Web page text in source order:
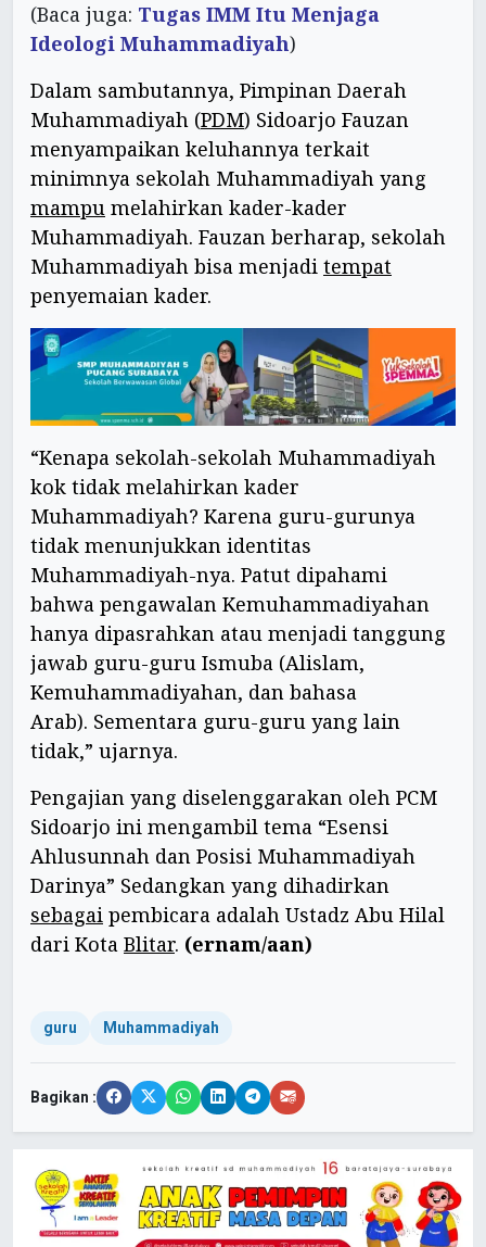
(Baca juga: Tugas IMM Itu Menjaga
Ideologi Muhammadiyah)
Dalam sambutannya, Pimpinan Daerah
Muhammadiyah (PDM) Sidoarjo Fauzan
menyampaikan keluhannya terkait
minimnya sekolah Muhammadiyah yang
mampu melahirkan kader-kader
Muhammadiyah. Fauzan berharap, sekolah
Muhammadiyah bisa menjadi tempat
penyemaian kader.
“Kenapa sekolah-sekolah Muhammadiyah
kok tidak melahirkan kader
Muhammadiyah? Karena guru-gurunya
tidak menunjukkan identitas
Muhammadiyah-nya. Patut dipahami
bahwa pengawalan Kemuhammadiyahan
hanya dipasrahkan atau menjadi tanggung
jawab guru-guru Ismuba (Alislam,
Kemuhammadiyahan, dan bahasa
Arab). Sementara guru-guru yang lain
tidak,” ujarnya.
Pengajian yang diselenggarakan oleh PCM
Sidoarjo ini mengambil tema “Esensi
Ahlusunnah dan Posisi Muhammadiyah
Darinya” Sedangkan yang dihadirkan
sebagai pembicara adalah Ustadz Abu Hilal
dari Kota Blitar. (ernam/aan)
guru Muhammadiyah
Bagikan :